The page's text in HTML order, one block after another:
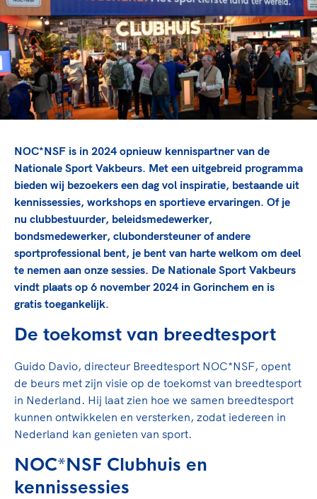
Sportonderzoek
Sportakkoord II
Game Changer
TeamNL kids
Nieuwspagina
Columns
Sport gaat niet vanzelf
een rondje fietsen, door samen te skaten of naar
voor Sifan Hassan, Rico Verhoeven, Diede de
Groot en het Nederlands Elftal. Of met trots te
genieten van de karatewedstrijd van je dochter,
de halve marathon van je moeder of de
hockeywedstrijd van je buurjongen.
Lees verder
Veilige en integere sport
Diversiteit en inclusie
Gezonde sportomgeving
Duurzaamheid
Bekwaam sportkader
Vitale clubs en bestuurlijk kader
Sportmatch
Clubacties
Handboek Wet- en Regelgeving
Opleidingen en trainingen
High5 Stappenplan
Ruimte voor sport
Beroepskrachten
Samen voor een veilige
sportomgeving
Voor welk gedrag staat de club? Wat mag wel
langs de lijn, in de kleedkamer, kantine en online?
En wat mag vooral niet? Een gedragscode geeft
hier richting aan en is dus een belangrijk
TeamNL Academie Kalender
Kennisaanbod TeamNL Experts
TeamNL Sport Science Centre
Paralympische Spelen LA28
Europese Spelen Istanbul 2027
Topsportbeleid
Topsportfinanciering
Maatschappelijke waarde topsport
Top teamsportcompetities
De TeamNL Academie
De TeamNL Academie biedt een leer- en
ontwikkelprogramma voor de volgende functies
binnen TeamNL programma's: experts, coaches,
bestuurders, (technisch) directeuren, managers en
toekomstig kader.
Lees verder
NOC*NSF is in 2024 opnieuw kennispartner van de
Nationale Sport Vakbeurs. Met een uitgebreid programma
bieden wij bezoekers een dag vol inspiratie, bestaande uit
kennissessies, workshops en sportieve ervaringen. Of je
nu clubbestuurder, beleidsmedewerker,
bondsmedewerker, clubondersteuner of andere
sportprofessional bent, je bent van harte welkom om deel
te nemen aan onze sessies. De Nationale Sport Vakbeurs
vindt plaats op 6 november 2024 in Gorinchem en is
gratis toegankelijk.
De toekomst van breedtesport
Guido Davio, directeur Breedtesport NOC*NSF, opent
de beurs met zijn visie op de toekomst van breedtesport
in Nederland. Hij laat zien hoe we samen breedtesport
kunnen ontwikkelen en versterken, zodat iedereen in
Nederland kan genieten van sport.
NOC*NSF Clubhuis en
kennissessies